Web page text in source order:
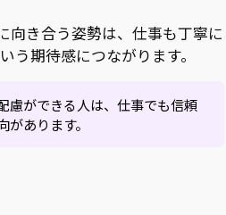
向き合う姿勢は、仕事も丁寧
う期待感につながります。
慮ができる人は、仕事でも信頼
があります。